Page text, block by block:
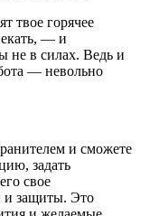
твое горячее
— и
не в силах. Ведь и
— невольно
и сможете
задать
свое
и защиты. Это